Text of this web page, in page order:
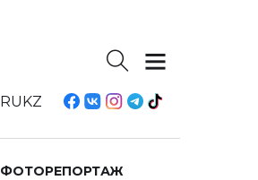
RUKZ
ФОТОРЕПОРТАЖ